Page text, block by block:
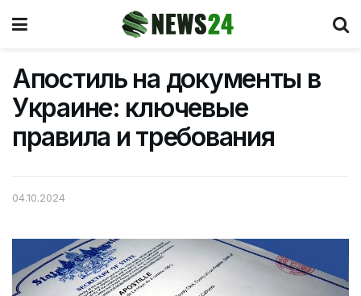
Апостиль на документы в
Украине: ключевые
правила и требования
04.10.2024